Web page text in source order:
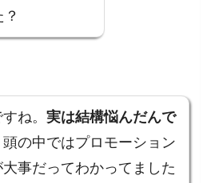
すね。実は結構悩んだんで
頭の中ではプロモーション
事だってわかってました